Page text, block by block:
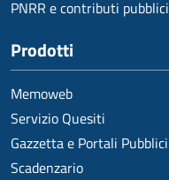
PNRR e contributi pubblici
Prodotti
Memoweb
Servizio Quesiti
Gazzetta e Portali Pubblici
Scadenzario